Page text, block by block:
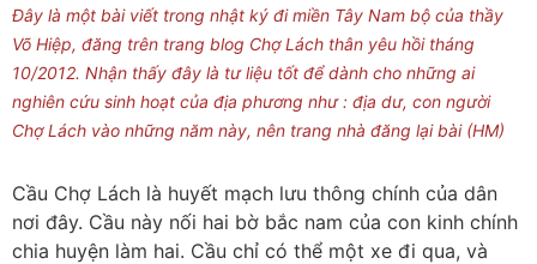
Đây là một bài viết trong nhật ký đi miền Tây Nam bộ của thầy
Võ Hiệp, đăng trên trang blog Chợ Lách thân yêu hồi tháng
10/2012. Nhận thấy đây là tư liệu tốt để dành cho những ai
nghiên cứu sinh hoạt của địa phương như : địa dư, con người
Chợ Lách vào những năm này, nên trang nhà đăng lại bài (HM)
Cầu Chợ Lách là huyết mạch lưu thông chính của dân
nơi đây. Cầu này nối hai bờ bắc nam của con kinh chính
chia huyện làm hai. Cầu chỉ có thể một xe đi qua, và